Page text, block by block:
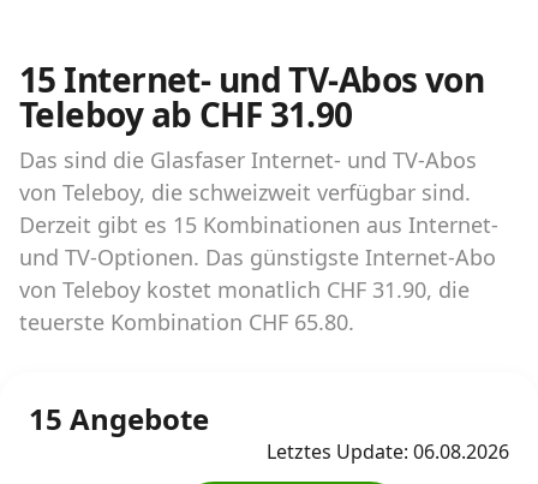
Internet mit TV‑Vergleich
Internet + TV Angebote vergleichen
Internet‑Verfügbarkeits‑Checker
Prüfe deine Möglichkeiten
Internet-Abo-Aktionen
15 Internet- und TV-Abos von
Teleboy ab CHF 31.90
Das sind die Glasfaser Internet- und TV-Abos
von Teleboy, die schweizweit verfügbar sind.
Derzeit gibt es 15 Kombinationen aus Internet-
und TV-Optionen. Das günstigste Internet-Abo
von Teleboy kostet monatlich CHF 31.90, die
teuerste Kombination CHF 65.80.
15 Angebote
Letztes Update: 06.08.2026